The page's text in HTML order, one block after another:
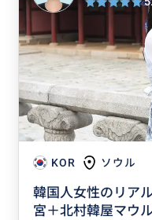
KOR ソウル
韓国人女性のリア
宮＋北村韓屋マウ